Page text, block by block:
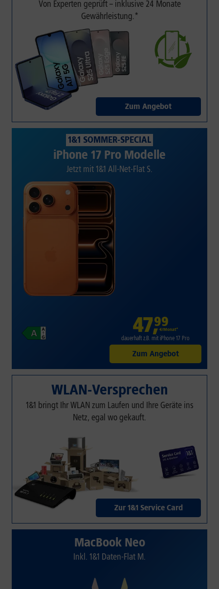
Von Experten geprüft – inklusive 24 Monate
Gewährleistung.*
Zum Angebot
1&1 SOMMER-SPECIAL
iPhone 17 Pro Modelle
Jetzt mit 1&1 All-Net-Flat S.
47,99
€/Monat*
dauerhaft z.B. mit iPhone 17 Pro
Zum Angebot
WLAN-Versprechen
1&1 bringt Ihr WLAN zum Laufen und Ihre Geräte ins
Netz, egal wo gekauft.
Zur 1&1 Service Card
MacBook Neo
Inkl. 1&1 Daten-Flat M.